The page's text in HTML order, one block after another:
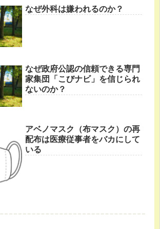
なぜ外科は嫌われるのか？
なぜ政府公認の信頼できる専門
家集団「こびナビ」を信じられ
ないのか？
アベノマスク（布マスク）の再
配布は医療従事者をバカにして
いる